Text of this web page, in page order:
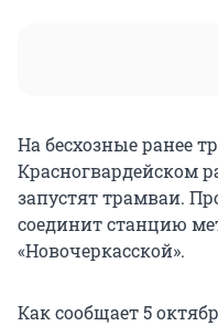
На бесхозные ранее
Красногвардейском
запустят трамваи.
соединит станцию
«Новочеркасской».
Как сообщает 5